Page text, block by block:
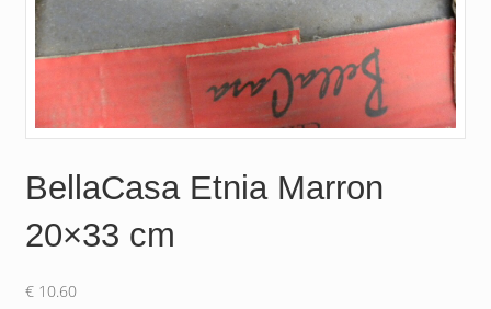
BellaCasa Etnia Marron
20×33 cm
€10.60